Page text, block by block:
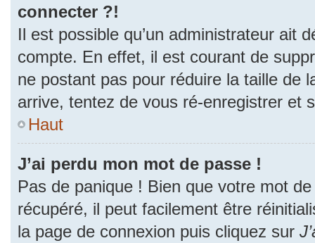
connecter ?!
Il est possible qu’un administrateur ait
compte. En effet, il est courant de
ne postant pas pour réduire la taille de
arrive, tentez de vous ré-enregistrer et
Haut
J’ai perdu mon mot de passe !
Pas de panique ! Bien que votre mot
récupéré, il peut facilement être
la page de connexion puis cliquez sur